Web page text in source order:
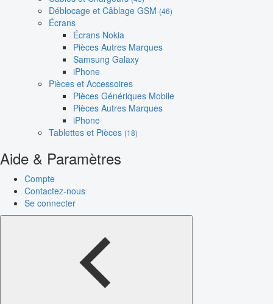
Déblocage et Câblage GSM (46)
Écrans
Écrans Nokia
Pièces Autres Marques
Samsung Galaxy
iPhone
Pièces et Accessoires
Pièces Génériques Mobile
Pièces Autres Marques
iPhone
Tablettes et Pièces (18)
Aide & Paramètres
Compte
Contactez-nous
Se connecter